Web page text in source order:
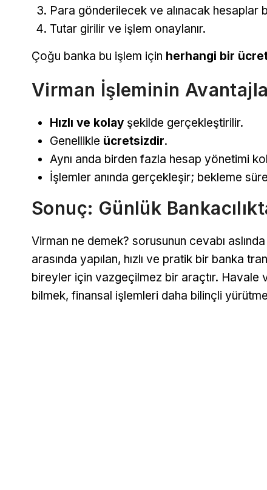
Para gönderilecek ve alınacak hesaplar
Tutar girilir ve işlem onaylanır.
Çoğu banka bu işlem için herhangi bir
Virman İşleminin
Hızlı ve kolay şekilde gerçekleştirilir.
Genellikle ücretsizdir.
Aynı anda birden fazla hesap yönetimi
İşlemler anında gerçekleşir; bekleme
Sonuç: Günlük
Virman ne demek? sorusunun cevabı
arasında yapılan, hızlı ve pratik bir banka
bireyler için vazgeçilmez bir araçtır. Havale
bilmek, finansal işlemleri daha bilinçli